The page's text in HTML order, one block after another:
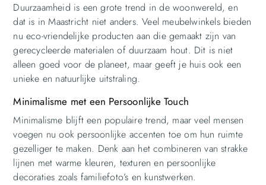
Duurzaamheid is een grote trend in de woonwereld, en
dat is in Maastricht niet anders. Veel meubelwinkels bieden
nu eco-vriendelijke producten aan die gemaakt zijn van
gerecycleerde materialen of duurzaam hout. Dit is niet
alleen goed voor de planeet, maar geeft je huis ook een
unieke en natuurlijke uitstraling.
Minimalisme met een Persoonlijke Touch
Minimalisme blijft een populaire trend, maar veel mensen
voegen nu ook persoonlijke accenten toe om hun ruimte
gezelliger te maken. Denk aan het combineren van strakke
lijnen met warme kleuren, texturen en persoonlijke
decoraties zoals familiefoto’s en kunstwerken.